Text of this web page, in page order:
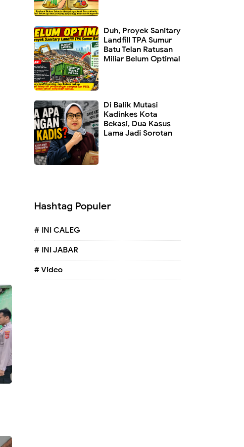
Duh, Proyek Sanitary
Landfill TPA Sumur
Batu Telan Ratusan
Miliar Belum Optimal
Di Balik Mutasi
Kadinkes Kota
Bekasi, Dua Kasus
Lama Jadi Sorotan
Hashtag Populer
# INI CALEG
# INI JABAR
# Video